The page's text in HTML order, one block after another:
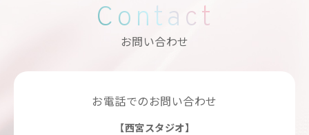
Contact
お問い合わせ
お電話でのお問い合わせ
【西宮スタジオ】